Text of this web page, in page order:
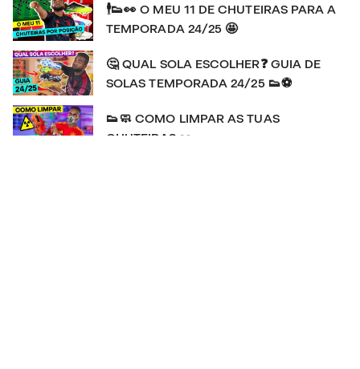
🕴👟👀 O MEU 11 DE CHUTEIRAS PARA A
TEMPORADA 24/25 🤩
🤔 QUAL SOLA ESCOLHER❓ GUIA DE
SOLAS TEMPORADA 24/25 👟⚽
👟🧼 COMO LIMPAR AS TUAS
CHUTEIRAS 👀